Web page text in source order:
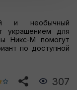
и необычный
украшением для
Никс-М помогут
по доступной
307